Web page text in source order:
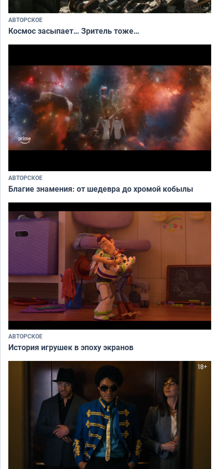
АВТОРСКОЕ
Космос засыпает… Зритель тоже…
АВТОРСКОЕ
Благие знамения: от шедевра до хромой кобылы
АВТОРСКОЕ
История игрушек в эпоху экранов